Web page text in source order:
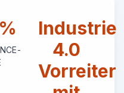
Industrie
4.0
Vorreiter